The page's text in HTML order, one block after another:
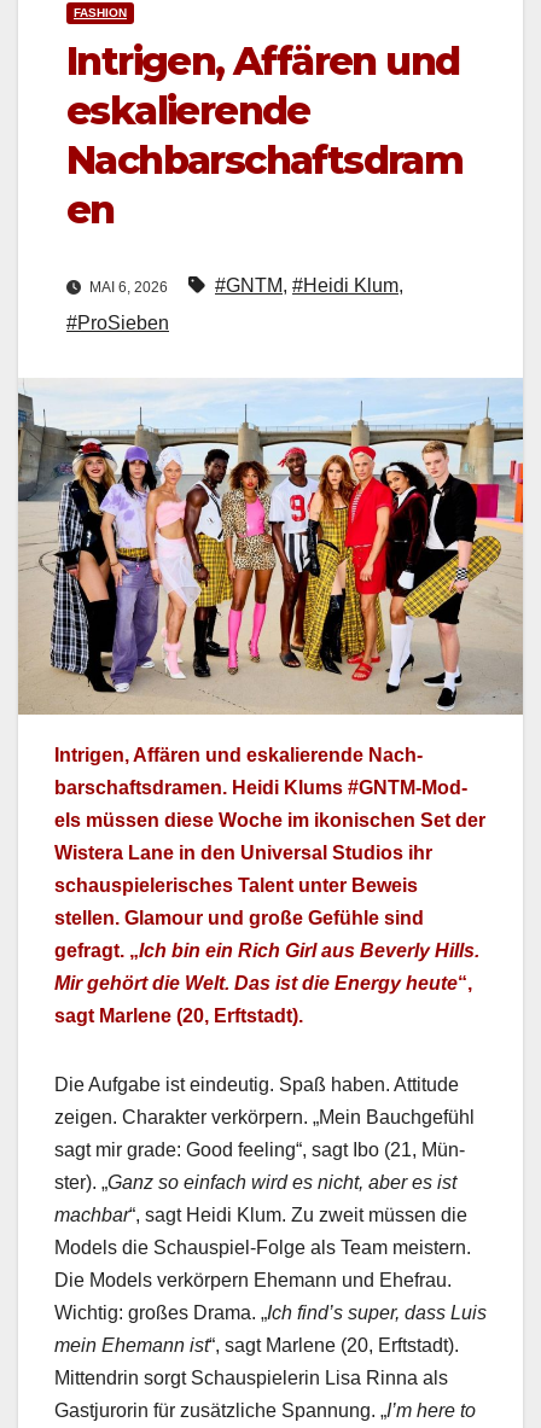
FASHION
Intrigen, Affären und
eskalierende
Nachbarschaftsdram
en
MAI 6, 2026 #GNTM, #Heidi Klum,
#ProSieben
Intri­gen, Affären und eskalierende Nach­
barschafts­dra­men. Hei­di Klums #GNTM-Mod­
els müssen diese Woche im ikonis­chen Set der
Wis­tera Lane in den Uni­ver­sal Stu­dios ihr
schaus­pielerisches Tal­ent unter Beweis
stellen. Glam­our und große Gefüh­le sind
gefragt. „Ich bin ein Rich Girl aus Bev­er­ly Hills.
Mir gehört die Welt. Das ist die Ener­gy heute“,
sagt Mar­lene (20, Erft­stadt).
Die Auf­gabe ist ein­deutig. Spaß haben. Atti­tude
zeigen. Charak­ter verkör­pern. „Mein Bauchge­fühl
sagt mir grade: Good feel­ing“, sagt Ibo (21, Mün­
ster). „Ganz so ein­fach wird es nicht, aber es ist
mach­bar“, sagt Hei­di Klum. Zu zweit müssen die
Mod­els die Schaus­piel-Folge als Team meis­tern.
Die Mod­els verkör­pern Ehe­mann und Ehe­frau.
Wichtig: großes Dra­ma. „Ich find’s super, dass Luis
mein Ehe­mann ist“, sagt Mar­lene (20, Erft­stadt).
Mit­ten­drin sorgt Schaus­pielerin Lisa Rin­na als
Gastjuror­in für zusät­zliche Span­nung. „I’m here to